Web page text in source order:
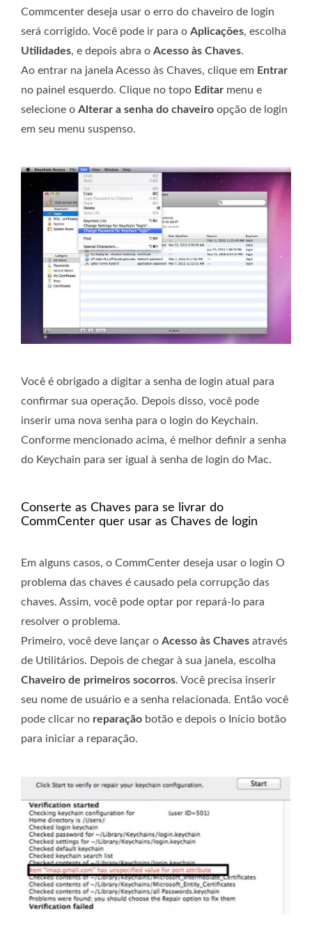
Commcenter deseja usar o erro do chaveiro de login
será corrigido. Você pode ir para o Aplicações, escolha
Utilidades, e depois abra o Acesso às Chaves.
Ao entrar na janela Acesso às Chaves, clique em Entrar
no painel esquerdo. Clique no topo Editar menu e
selecione o Alterar a senha do chaveiro opção de login
em seu menu suspenso.
Você é obrigado a digitar a senha de login atual para
confirmar sua operação. Depois disso, você pode
inserir uma nova senha para o login do Keychain.
Conforme mencionado acima, é melhor definir a senha
do Keychain para ser igual à senha de login do Mac.
Conserte as Chaves para se livrar do
CommCenter quer usar as Chaves de login
Em alguns casos, o CommCenter deseja usar o login O
problema das chaves é causado pela corrupção das
chaves. Assim, você pode optar por repará-lo para
resolver o problema.
Primeiro, você deve lançar o Acesso às Chaves através
de Utilitários. Depois de chegar à sua janela, escolha
Chaveiro de primeiros socorros. Você precisa inserir
seu nome de usuário e a senha relacionada. Então você
pode clicar no reparação botão e depois o Início botão
para iniciar a reparação.